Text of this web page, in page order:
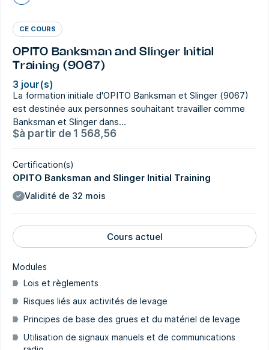
CE COURS
OPITO Banksman and Slinger Initial
Training (9067)
3 jour(s)
La formation initiale d'OPITO Banksman et Slinger (9067)
est destinée aux personnes souhaitant travailler comme
Banksman et Slinger dans...
$à partir de 1 568,56
Certification(s)
OPITO Banksman and Slinger Initial Training
Validité de 32 mois
Cours actuel
Modules
Lois et règlements
Risques liés aux activités de levage
Principes de base des grues et du matériel de levage
Utilisation de signaux manuels et de communications